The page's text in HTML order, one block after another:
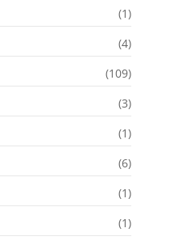
(1)
(4)
(109)
(3)
(1)
(6)
(1)
(1)